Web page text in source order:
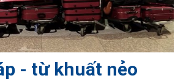
- từ khuất nẻo